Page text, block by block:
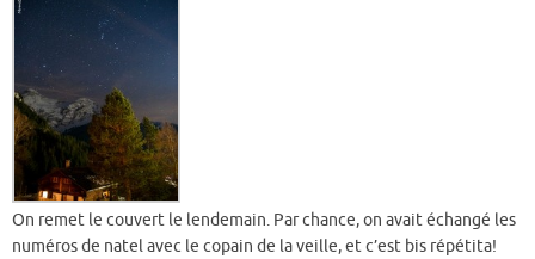
On remet le couvert le lendemain. Par chance, on avait échangé les
numéros de natel avec le copain de la veille, et c’est bis répétita!